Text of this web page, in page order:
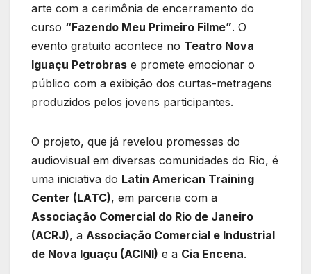
arte com a cerimônia de encerramento do
curso “Fazendo Meu Primeiro Filme”. O
evento gratuito acontece no Teatro Nova
Iguaçu Petrobras e promete emocionar o
público com a exibição dos curtas-metragens
produzidos pelos jovens participantes.
O projeto, que já revelou promessas do
audiovisual em diversas comunidades do Rio, é
uma iniciativa do Latin American Training
Center (LATC), em parceria com a
Associação Comercial do Rio de Janeiro
(ACRJ), a Associação Comercial e Industrial
de Nova Iguaçu (ACINI) e a Cia Encena.